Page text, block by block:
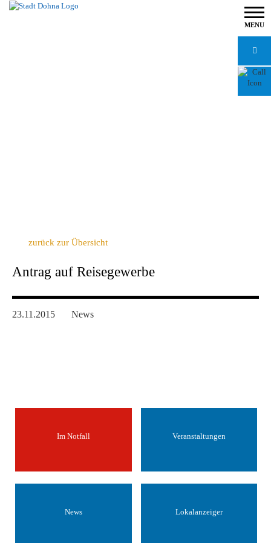
MENU
zurück zur Übersicht
Antrag auf Reisegewerbe
23.11.2015 News
Im Notfall Veranstaltungen
News Lokalanzeiger